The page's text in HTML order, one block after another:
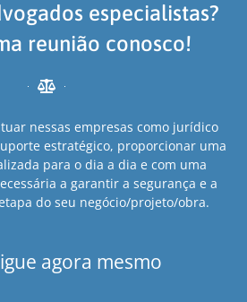
especialistas?
reunião conosco!
nessas empresas como jurídico
estratégico, proporcionar uma
para o dia a dia e com uma
a garantir a segurança e a
do seu negócio/projeto/obra.
agora mesmo